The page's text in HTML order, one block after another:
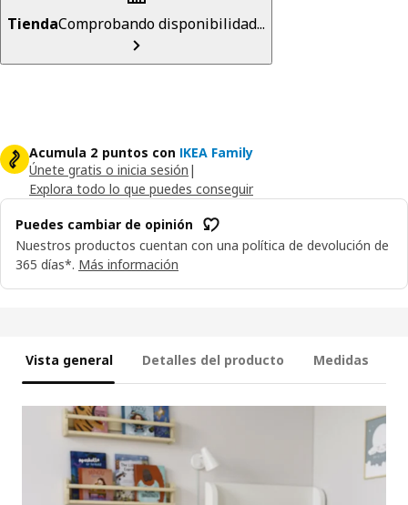
TiendaComprobando disponibilidad...
Acumula 2 puntos con IKEA Family
Únete gratis o inicia sesión |
Explora todo lo que puedes conseguir
Puedes cambiar de opinión
Nuestros productos cuentan con una política de devolución de
365 días*. Más información
Vista general Detalles del producto Medidas